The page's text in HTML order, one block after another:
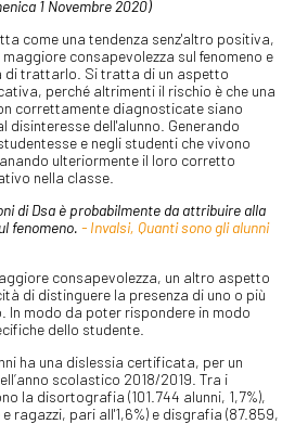
1 Novembre 2020)
come una tendenza senz'altro positiva,
consapevolezza sul fenomeno e
di trattarlo. Si tratta di un aspetto
perché altrimenti il rischio è che una
correttamente diagnosticate siano
disinteresse dell'alunno. Generando
e negli studenti che vivono
ulteriormente il loro corretto
nella classe.
di Dsa è probabilmente da attribuire alla
fenomeno. - Invalsi, Quanti sono gli alunni
consapevolezza, un altro aspetto
di distinguere la presenza di uno o più
In modo da poter rispondere in modo
dello studente.
ha una dislessia certificata, per un
scolastico 2018/2019. Tra i
la disortografia (101.744 alunni, 1,7%),
ragazzi, pari all'1,6%) e disgrafia (87.859,